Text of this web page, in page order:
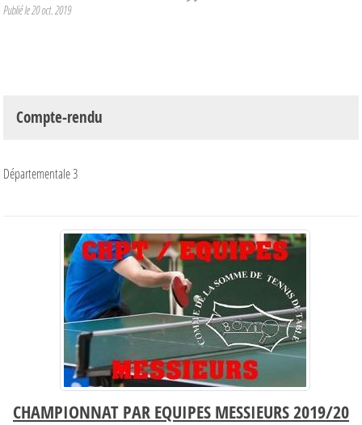
Publié le20 oct. 2019
Compte-rendu
Départementale 3
CHAMPIONNAT PAR EQUIPES MESSIEURS 2019/20